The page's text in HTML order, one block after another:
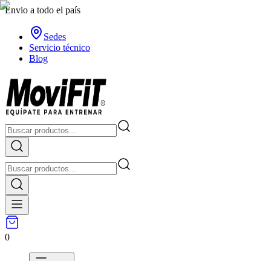
Envio a todo el país
Sedes
Servicio técnico
Blog
0